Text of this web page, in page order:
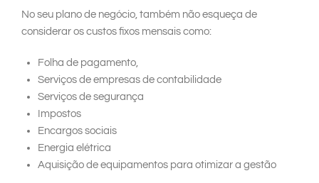
No seu plano de negócio, também não esqueça de
considerar os custos fixos mensais como:
Folha de pagamento,
Serviços de empresas de contabilidade
Serviços de segurança
Impostos
Encargos sociais
Energia elétrica
Aquisição de equipamentos para otimizar a gestão